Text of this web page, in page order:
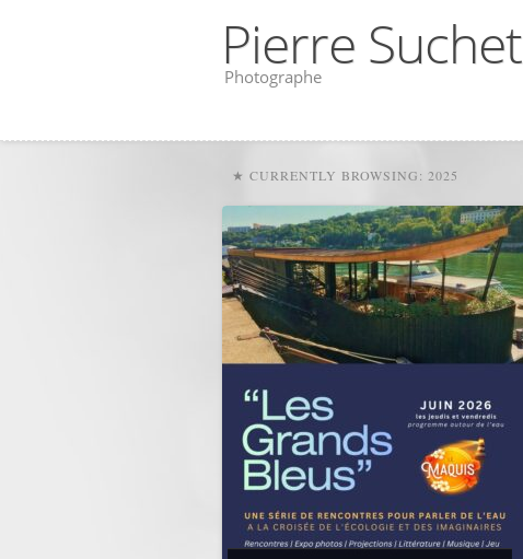
Pierre Suchet
Photographe
★ CURRENTLY BROWSING: 2025